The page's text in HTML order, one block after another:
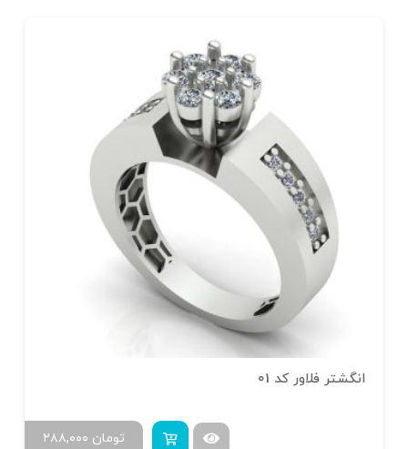
انگشتر فلاور کد 01
۲۸۸,۰۰۰ تومان